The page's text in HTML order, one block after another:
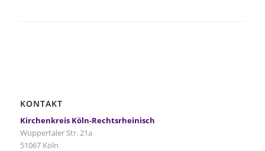
KONTAKT
Kirchenkreis Köln-Rechtsrheinisch
Wuppertaler Str. 21a
51067 Köln